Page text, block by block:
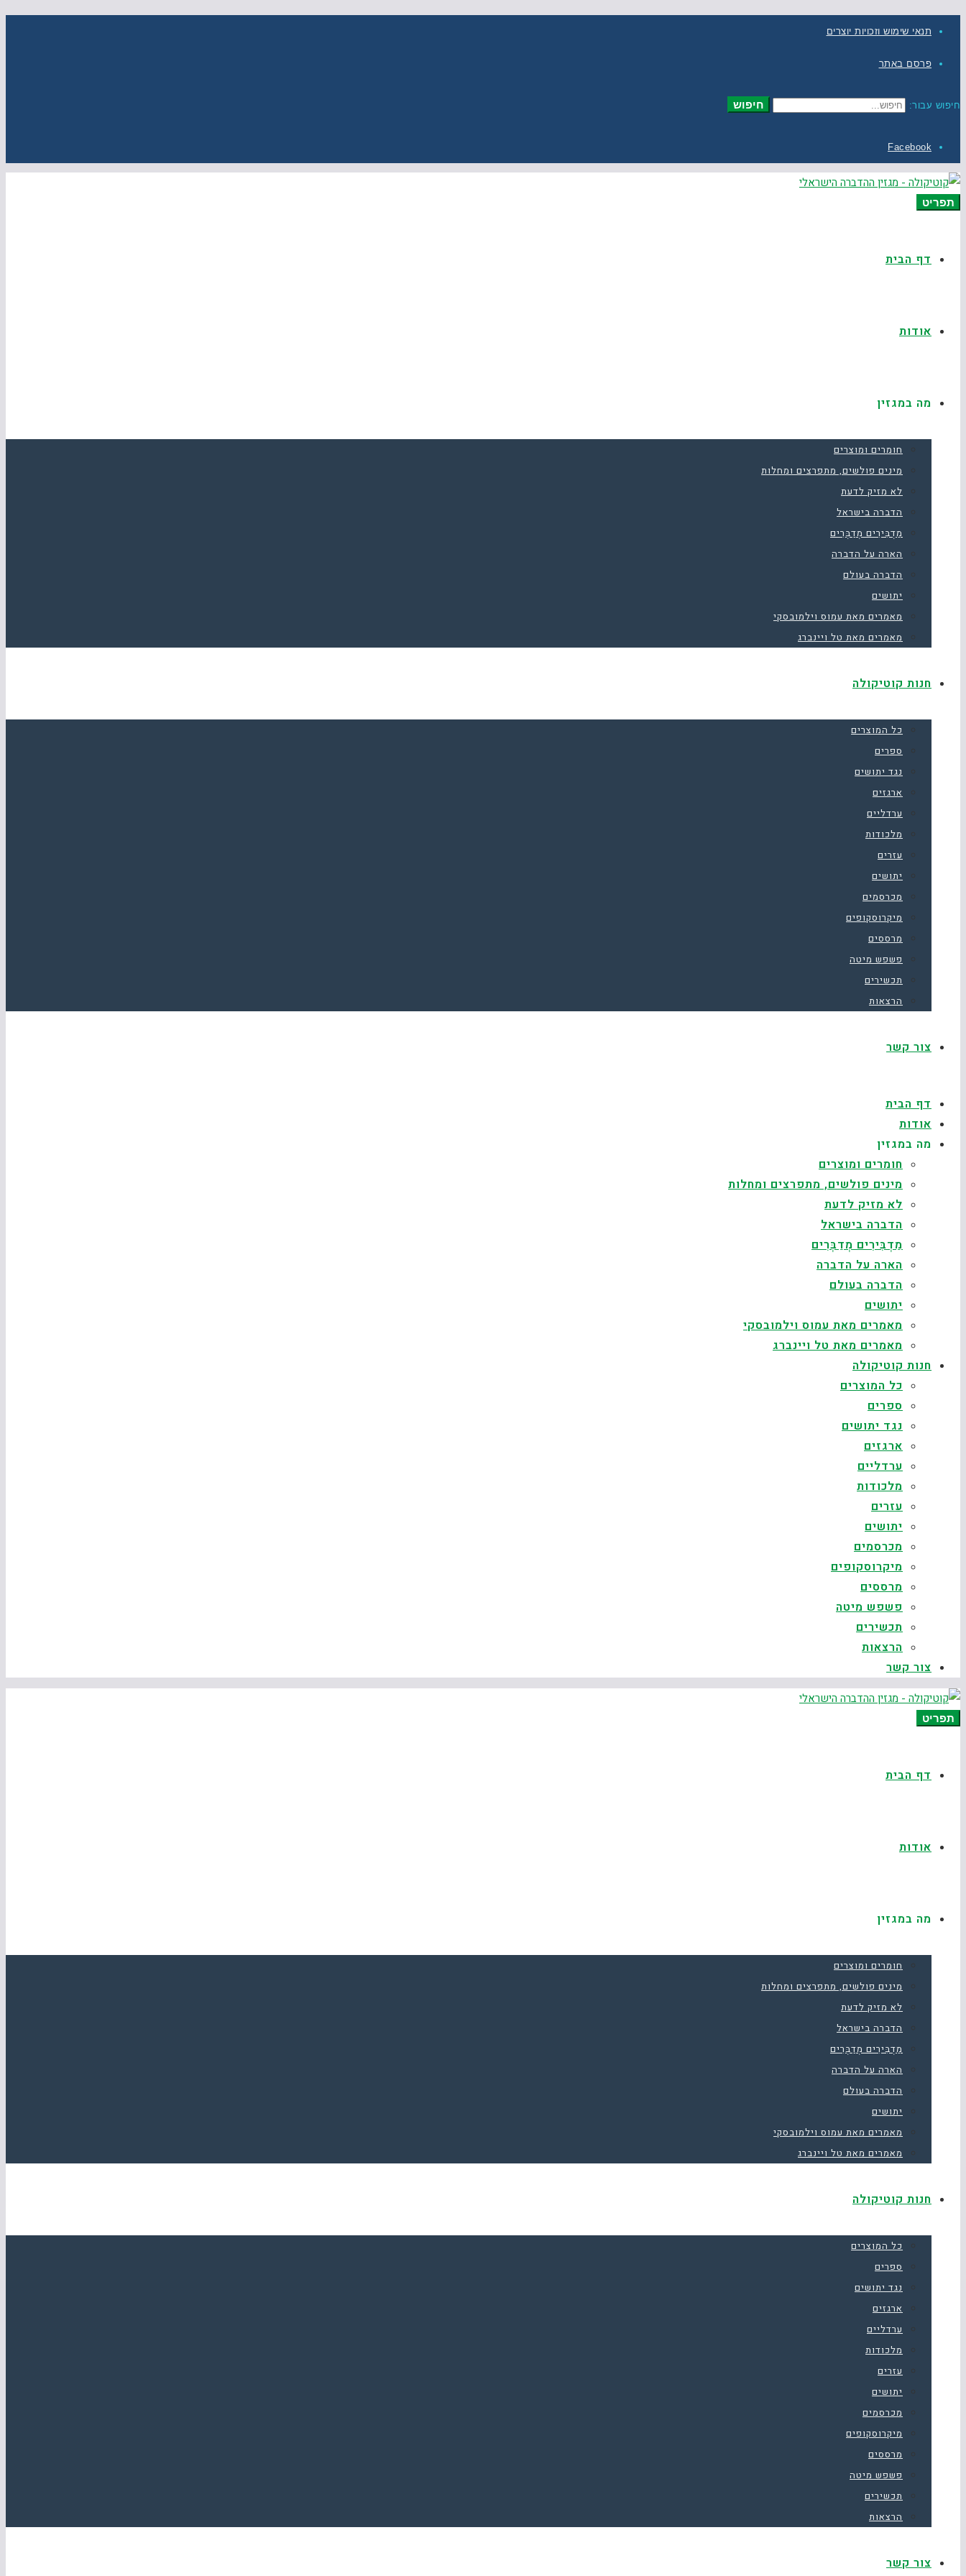
תנאי שימוש וזכויות יוצרים
פרסם באתר
חיפוש עבור: חיפוש
Facebook
תפריט
דף הבית
אודות
מה במגזין
חומרים ומוצרים
מינים פולשים, מתפרצים ומחלות
לא מזיק לדעת
הדברה בישראל
מַדְבִּירִים מְדַבְּרִים
הארה על הדברה
הדברה בעולם
יתושים
מאמרים מאת עמוס וילמובסקי
מאמרים מאת טל ויינברג
חנות קוטיקולה
כל המוצרים
ספרים
נגד יתושים
ארגזים
ערדליים
מלכודות
עזרים
יתושים
מכרסמים
מיקרוסקופים
מרססים
פשפש מיטה
תכשירים
הרצאות
צור קשר
דף הבית
אודות
מה במגזין
חומרים ומוצרים
מינים פולשים, מתפרצים ומחלות
לא מזיק לדעת
הדברה בישראל
מַדְבִּירִים מְדַבְּרִים
הארה על הדברה
הדברה בעולם
יתושים
מאמרים מאת עמוס וילמובסקי
מאמרים מאת טל ויינברג
חנות קוטיקולה
כל המוצרים
ספרים
נגד יתושים
ארגזים
ערדליים
מלכודות
עזרים
יתושים
מכרסמים
מיקרוסקופים
מרססים
פשפש מיטה
תכשירים
הרצאות
צור קשר
תפריט
דף הבית
אודות
מה במגזין
חומרים ומוצרים
מינים פולשים, מתפרצים ומחלות
לא מזיק לדעת
הדברה בישראל
מַדְבִּירִים מְדַבְּרִים
הארה על הדברה
הדברה בעולם
יתושים
מאמרים מאת עמוס וילמובסקי
מאמרים מאת טל ויינברג
חנות קוטיקולה
כל המוצרים
ספרים
נגד יתושים
ארגזים
ערדליים
מלכודות
עזרים
יתושים
מכרסמים
מיקרוסקופים
מרססים
פשפש מיטה
תכשירים
הרצאות
צור קשר